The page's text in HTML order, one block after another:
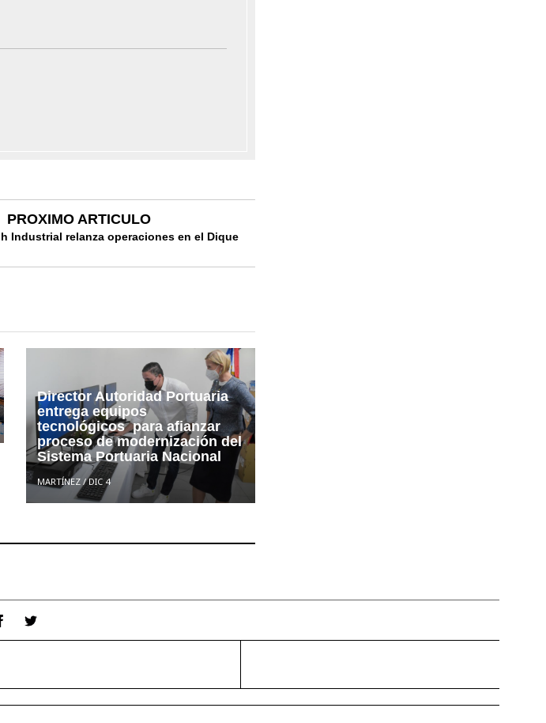
PROXIMO ARTICULO
Industrial relanza operaciones en el Dique
Director Autoridad Portuaria
entrega equipos
tecnológicos para afianzar
proceso de modernización del
Sistema Portuaria Nacional
MARTÍNEZ /DIC 4